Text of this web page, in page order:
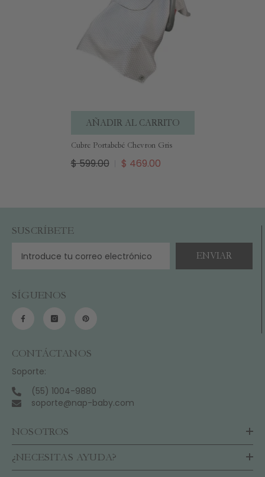
AÑADIR AL CARRITO
Cubre Portabebé Chevron Gris
$ 599.00 $ 469.00
SUSCRÍBETE
ENVIAR
SÍGUENOS
CONTÁCTANOS
Soporte:
(55) 1004-9880
soporte@nap-baby.com
NOSOTROS
¿NECESITAS AYUDA?